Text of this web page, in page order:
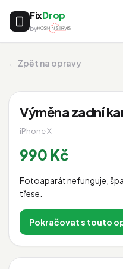
FixDrop
by
← Zpět na opravy
Výměna zadní
iPhone X
990 Kč
Fotoaparát nefunguje,
třese.
Pokračovat s touto